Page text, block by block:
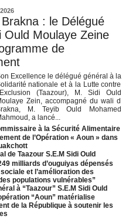
: le Délégué
Ould Moulaye Zeine
de
Excellence le délégué général à la
nationale et à la Lutte contre
(Taazour), M. Sidi Ould
Zein, accompagné du wali d
M. Teyib Ould Mohamed
a lancé...
à la Sécurité Alimentaire
de l’Opération « Aoun » dans
de Taazour S.E.M Sidi Ould
milliards d’ouguiyas dépensés
et l’amélioration des
populations vulnérables”
à “Taazour” S.E.M Sidi Ould
“Aoun” matérialise
de la République à soutenir les